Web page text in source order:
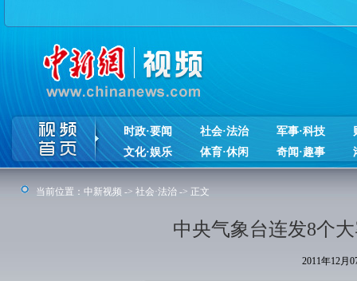
时政·要闻 社会·法治 军事·科技
文化·娱乐
体育·休闲 奇闻·趣事
当前位置： 中新视频 -> 社会·法治 -> 正文
中央气象台连发8个
2011年12月